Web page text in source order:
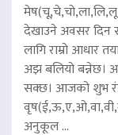
देखाउने अवसर दिन
लागि राम्रो आधार
अझ बलियो बन्नेछ।
सक्छ। आजको शुभ
अनुकूल ...